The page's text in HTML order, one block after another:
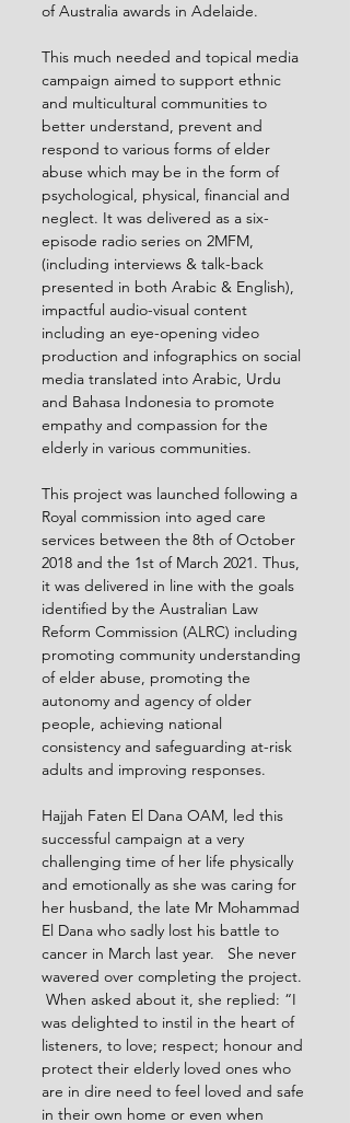
of Australia awards in Adelaide.
This much needed and topical media
campaign aimed to support ethnic
and multicultural communities to
better understand, prevent and
respond to various forms of elder
abuse which may be in the form of
psychological, physical, financial and
neglect. It was delivered as a six-
episode radio series on 2MFM,
(including interviews & talk-back
presented in both Arabic & English),
impactful audio-visual content
including an eye-opening video
production and infographics on social
media translated into Arabic, Urdu
and Bahasa Indonesia to promote
empathy and compassion for the
elderly in various communities.
This project was launched following a
Royal commission into aged care
services between the 8th of October
2018 and the 1st of March 2021. Thus,
it was delivered in line with the goals
identified by the Australian Law
Reform Commission (ALRC) including
promoting community understanding
of elder abuse, promoting the
autonomy and agency of older
people, achieving national
consistency and safeguarding at-risk
adults and improving responses.
Hajjah Faten El Dana OAM, led this
successful campaign at a very
challenging time of her life physically
and emotionally as she was caring for
her husband, the late Mr Mohammad
El Dana who sadly lost his battle to
cancer in March last year.   She never
wavered over completing the project.
When asked about it, she replied: “I
was delighted to instil in the heart of
listeners, to love; respect; honour and
protect their elderly loved ones who
are in dire need to feel loved and safe
in their own home or even when